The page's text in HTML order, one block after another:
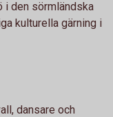
i den sörmländska
kulturella gärning i
dansare och